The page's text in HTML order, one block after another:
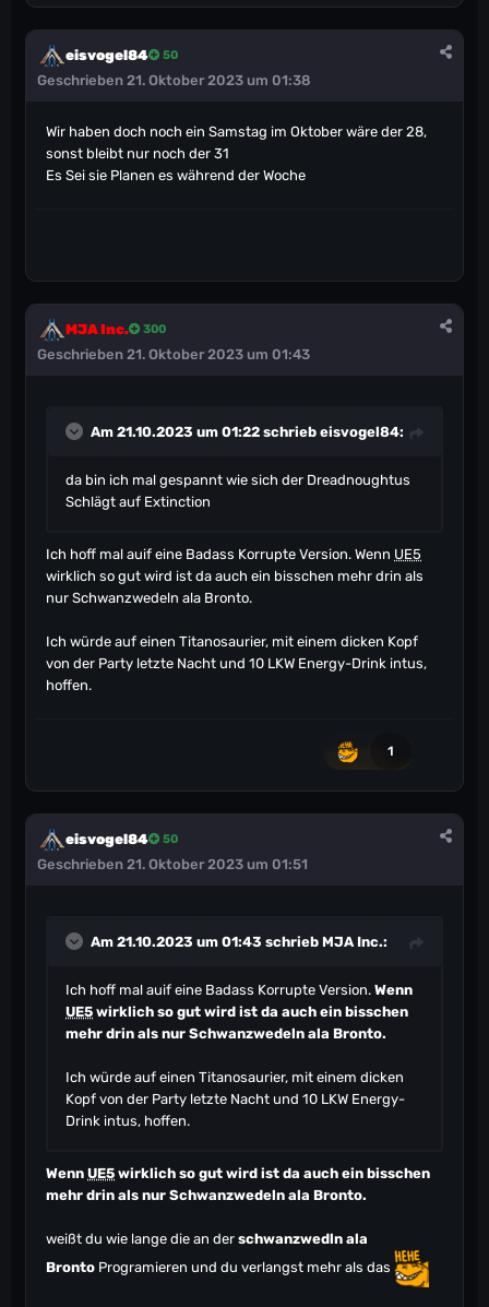
eisvogel84 50
Geschrieben 21. Oktober 2023 um 01:38
Wir haben doch noch ein Samstag im Oktober wäre der 28,
sonst bleibt nur noch der 31
Es Sei sie Planen es während der Woche
MJA Inc. 300
Geschrieben 21. Oktober 2023 um 01:43
Am 21.10.2023 um 01:22 schrieb eisvogel84:
da bin ich mal gespannt wie sich der Dreadnoughtus
Schlägt auf Extinction
Ich hoff mal auif eine Badass Korrupte Version. Wenn UE5
wirklich so gut wird ist da auch ein bisschen mehr drin als
nur Schwanzwedeln ala Bronto.
Ich würde auf einen Titanosaurier, mit einem dicken Kopf
von der Party letzte Nacht und 10 LKW Energy-Drink intus,
hoffen.
1
eisvogel84 50
Geschrieben 21. Oktober 2023 um 01:51
Am 21.10.2023 um 01:43 schrieb MJA Inc.:
Ich hoff mal auif eine Badass Korrupte Version. Wenn
UE5 wirklich so gut wird ist da auch ein bisschen
mehr drin als nur Schwanzwedeln ala Bronto.
Ich würde auf einen Titanosaurier, mit einem dicken
Kopf von der Party letzte Nacht und 10 LKW Energy-
Drink intus, hoffen.
Wenn UE5 wirklich so gut wird ist da auch ein bisschen
mehr drin als nur Schwanzwedeln ala Bronto.
weißt du wie lange die an der schwanzwedln ala
Bronto Programieren und du verlangst mehr als das